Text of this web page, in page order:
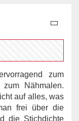
zum
Nähmalen.
auf alles, was
frei über die
die Stichdichte